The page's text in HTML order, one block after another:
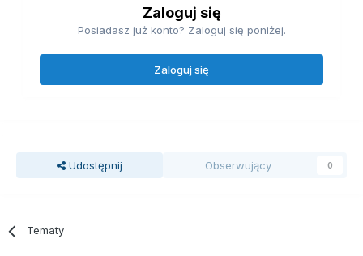
Zaloguj się
Posiadasz już konto? Zaloguj się poniżej.
Zaloguj się
Udostępnij Obserwujący 0
Tematy